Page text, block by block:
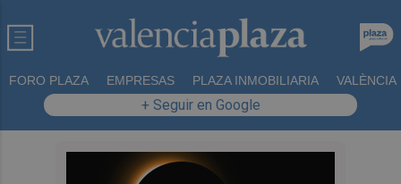
FORO PLAZA EMPRESAS PLAZA INMOBILIARIA VALÈNCIA
+ Seguir en Google